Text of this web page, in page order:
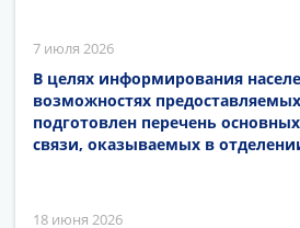
7 июля 2026
В целях информирования
возможностях
подготовлен перечень
связи, оказываемых в
18 июня 2026